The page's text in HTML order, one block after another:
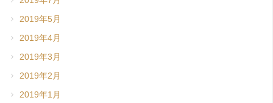
2019年5月
2019年4月
2019年3月
2019年2月
2019年1月